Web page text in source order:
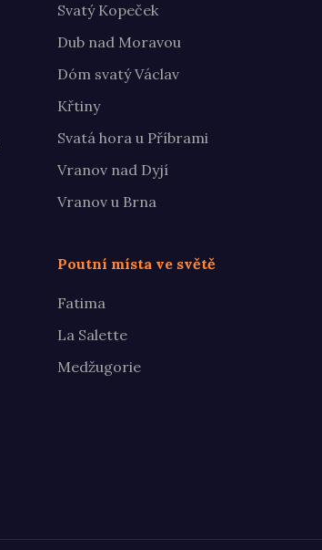
Svatý Kopeček
Dub nad Moravou
Dóm svatý Václav
Křtiny
Svatá hora u Příbrami
Vranov nad Dyjí
Vranov u Brna
Poutní místa ve světě
Fatima
La Salette
Medžugorie